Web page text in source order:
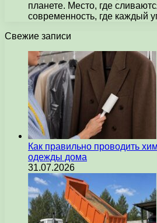
планете. Место, где
современность, где каждый
Свежие записи
Как правильно проводить
одежды дома
31.07.2026